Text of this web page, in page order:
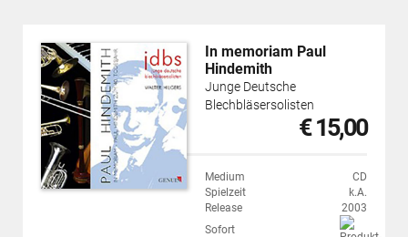
In memoriam Paul
Hindemith
Junge Deutsche
Blechbläsersolisten
€ 15,00
Medium
CD
Spielzeit
k.A.
Release
2003
Sofort